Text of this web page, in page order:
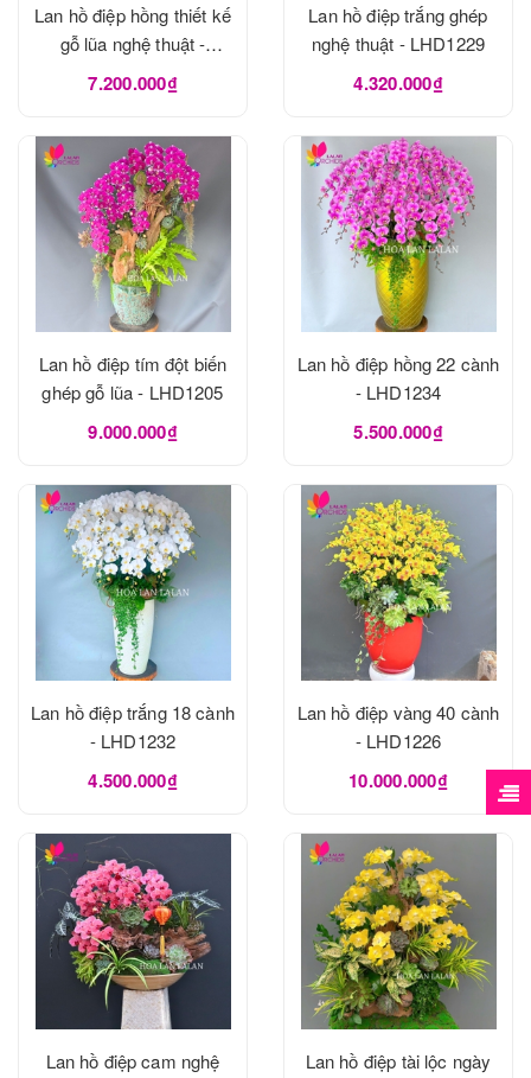
Lan hồ điệp hồng thiết kế
gỗ lũa nghệ thuật -
LHD1273
7.200.000₫
Lan hồ điệp trắng ghép
nghệ thuật - LHD1229
4.320.000₫
Lan hồ điệp tím đột biến
ghép gỗ lũa - LHD1205
9.000.000₫
Lan hồ điệp hồng 22 cành
- LHD1234
5.500.000₫
Lan hồ điệp trắng 18 cành
- LHD1232
4.500.000₫
Lan hồ điệp vàng 40 cành
- LHD1226
10.000.000₫
Lan hồ điệp cam nghệ
Lan hồ điệp tài lộc ngày